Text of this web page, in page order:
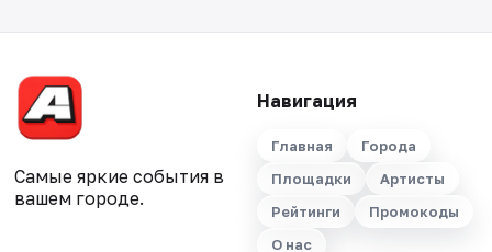
Самые яркие события в
вашем городе.
Навигация
Главная
Города
Площадки
Артисты
Рейтинги
Промокоды
О нас